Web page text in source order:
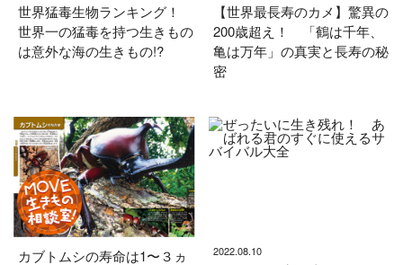
世界猛毒生物ランキング！
世界一の猛毒を持つ生きもの
は意外な海の生きもの!?
【世界最長寿のカメ】驚異の
200歳超え！ 「鶴は千年、
亀は万年」の真実と長寿の秘
密
カブトムシの寿命は1〜３ヵ 2022.08.10